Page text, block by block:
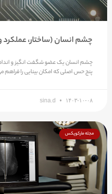
چشم انسان (ساختار،
چشم انسان یک عضو شگفت انگیز و
پنج حس اصلی که امکان بینایی را فراهم
sina.d ۱۴۰۳-۱۰-۰۸
مجله مارکوپکس